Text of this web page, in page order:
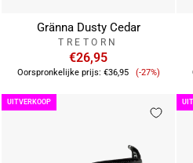
Gränna Dusty Cedar
TRETORN
€26,95
Oorspronkelijke prijs: €36,95 (-27%)
UITVERKOOP